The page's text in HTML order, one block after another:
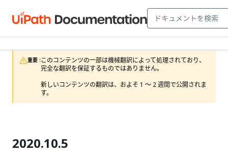
重要 :このコンテンツの一部は機械翻訳によって処理されており、
完全な翻訳を保証するものではありません。
新しいコンテンツの翻訳は、およそ 1 ～ 2 週間で公開されま
す。
2020.10.5